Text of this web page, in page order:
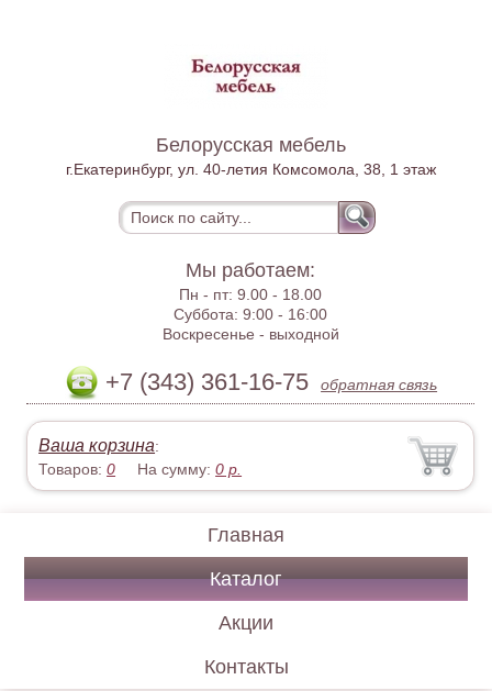
Белорусская мебель
г.Екатеринбург, ул. 40-летия Комсомола, 38, 1 этаж
Мы работаем:
Пн - пт:9.00 - 18.00
Суббота:9:00 - 16:00
Воскресенье - выходной
+7 (343) 361-16-75 обратная связь
Ваша корзина:
Товаров:0 На сумму:0 р.
Главная
Каталог
Акции
Контакты